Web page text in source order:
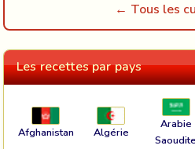
← Tous les
Les recettes par pays
Afghanistan Algérie
Arabie
Saoudite